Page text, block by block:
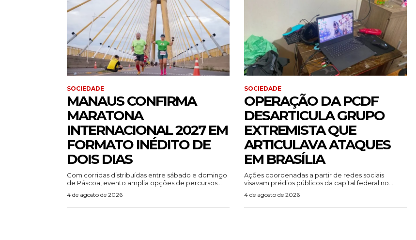
SOCIEDADE
MANAUS CONFIRMA
MARATONA
INTERNACIONAL 2027 EM
FORMATO INÉDITO DE
DOIS DIAS
Com corridas distribuídas entre sábado e domingo
de Páscoa, evento amplia opções de percursos...
4 de agosto de 2026
SOCIEDADE
OPERAÇÃO DA PCDF
DESARTICULA GRUPO
EXTREMISTA QUE
ARTICULAVA ATAQUES
EM BRASÍLIA
Ações coordenadas a partir de redes sociais
visavam prédios públicos da capital federal no...
4 de agosto de 2026